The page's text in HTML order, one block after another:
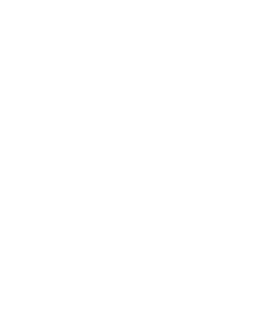
市医学会神经内科学分会神经康复学组
面有丰富经验。尤其擅长超声引导下注射